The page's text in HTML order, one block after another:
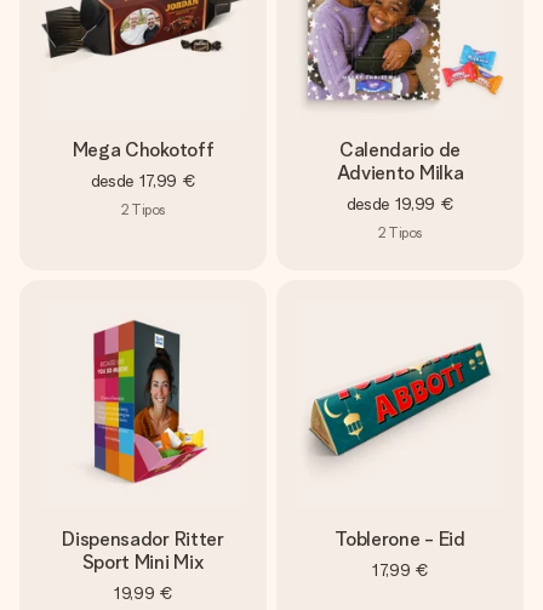
Mega Chokotoff
desde 17,99 €
2 Tipos
Calendario de
Adviento Milka
desde 19,99 €
2 Tipos
Dispensador Ritter
Sport Mini Mix
19,99 €
Toblerone - Eid
17,99 €